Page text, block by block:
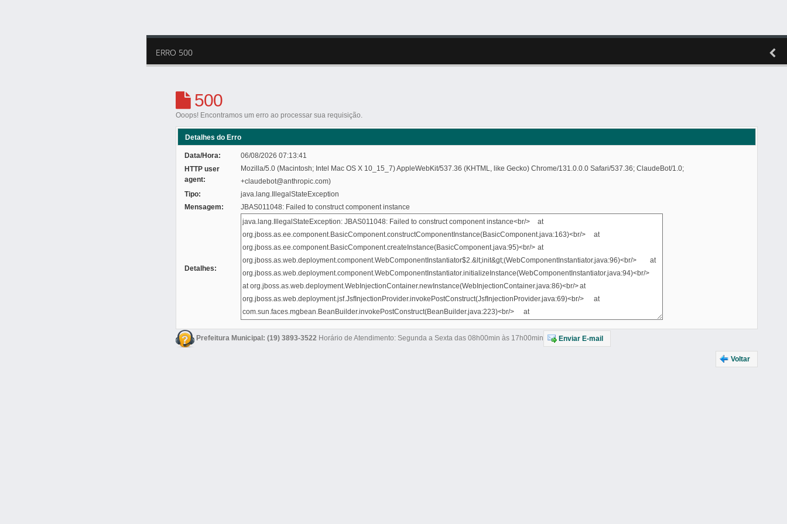
ERRO 500
500
Ooops! Encontramos um erro ao processar sua requisição.
Detalhes do Erro
Data/Hora:
06/08/2026 07:13:41
HTTP user
agent:
Mozilla/5.0 (Macintosh; Intel Mac OS X 10_15_7) AppleWebKit/537.36 (KHTML, like Gecko) Chrome/131.0.0.0 Safari/537.36; ClaudeBot/1.0;
+claudebot@anthropic.com)
Tipo:
java.lang.IllegalStateException
Mensagem:
JBAS011048: Failed to construct component instance
Detalhes:
Prefeitura Municipal: (19) 3893-3522 Horário de Atendimento: Segunda a Sexta das 08h00min às 17h00min Enviar E-mail
Voltar